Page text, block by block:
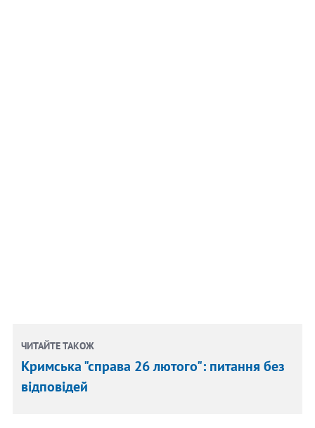
ЧИТАЙТЕ ТАКОЖ
Кримська "справа 26 лютого": питання без
відповідей